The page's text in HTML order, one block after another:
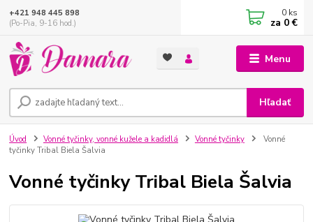
Menu
Hľadať
+421 948 445 898
(Po-Pia, 9-16 hod.)
0 ks
za 0 €
Úvod Vonné tyčinky, vonné kužele a kadidlá Vonné tyčinky
Vonné
tyčinky Tribal Biela Šalvia
Vonné tyčinky Tribal Biela Šalvia